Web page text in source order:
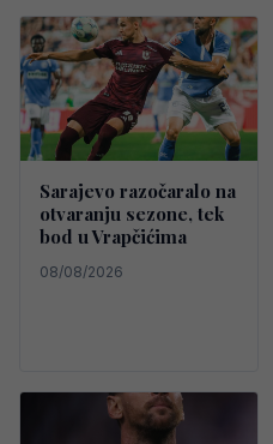
Sarajevo razočaralo na
otvaranju sezone, tek
bod u Vrapčićima
08/08/2026